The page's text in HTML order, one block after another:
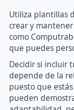
Utiliza plantillas
crear y
como
que puedes
Decidir si incluir
depende de la
puesto que
pueden